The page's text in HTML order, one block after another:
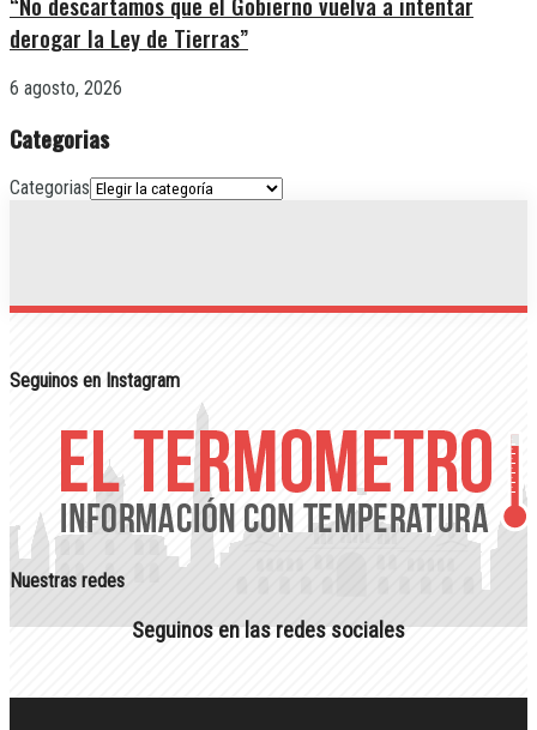
derogar la Ley de Tierras”
6 agosto, 2026
Categorias
Categorias
Seguinos en Instagram
Nuestras redes
Seguinos en las redes sociales